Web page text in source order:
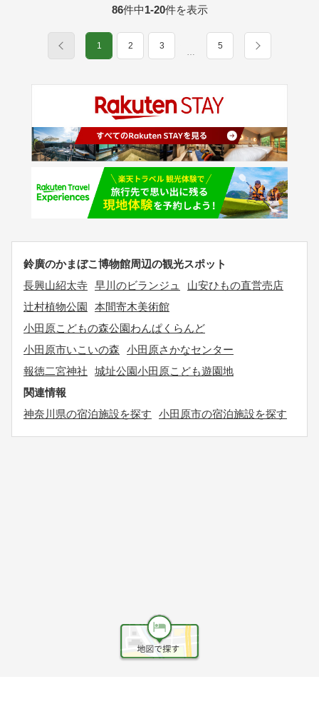
86件中1-20件を表示
1 2 3
…
5
鈴廣のかまぼこ博物館周辺の観光スポット
長興山紹太寺 早川のビランジュ
山安ひもの直営売店
辻村植物公園
本間寄木美術館
小田原こどもの森公園わんぱくらんど
小田原市いこいの森
小田原さかなセンター
報徳二宮神社
城址公園小田原こども遊園地
関連情報
神奈川県の宿泊施設を探す
小田原市の宿泊施設を探す